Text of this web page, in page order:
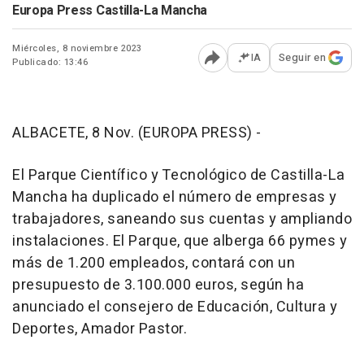
Europa Press Castilla-La Mancha
Miércoles, 8 noviembre 2023
Publicado: 13:46
Abrir opciones para
IA Seguir en
ALBACETE, 8 Nov. (EUROPA PRESS) -
El Parque Científico y Tecnológico de Castilla-La
Mancha ha duplicado el número de empresas y
trabajadores, saneando sus cuentas y ampliando
instalaciones. El Parque, que alberga 66 pymes y
más de 1.200 empleados, contará con un
presupuesto de 3.100.000 euros, según ha
anunciado el consejero de Educación, Cultura y
Deportes, Amador Pastor.